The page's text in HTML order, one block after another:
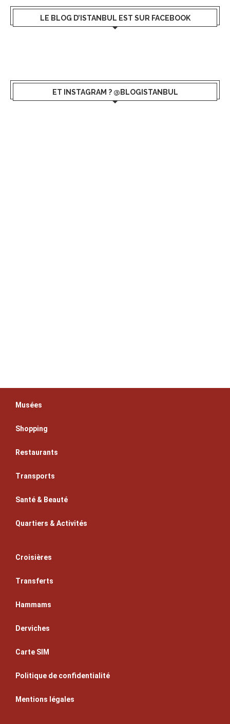
LE BLOG D’ISTANBUL EST SUR FACEBOOK
ET INSTAGRAM ? @BLOGISTANBUL
Musées
Shopping
Restaurants
Transports
Santé & Beauté
Quartiers & Activités
Croisières
Transferts
Hammams
Derviches
Carte SIM
Politique de confidentialité
Mentions légales